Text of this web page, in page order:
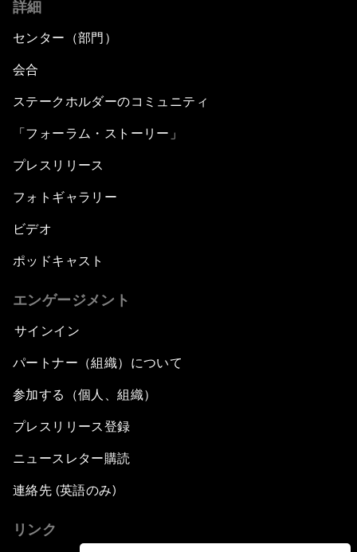
詳細
センター（部門）
会合
ステークホルダーのコミュニティ
「フォーラム・ストーリー」
プレスリリース
フォトギャラリー
ビデオ
ポッドキャスト
エンゲージメント
サインイン
パートナー（組織）について
参加する（個人、組織）
プレスリリース登録
ニュースレター購読
連絡先 (英語のみ)
リンク